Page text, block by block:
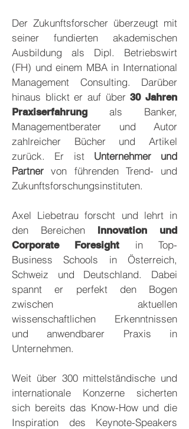
Der Zukunftsforscher überzeugt mit
seiner fundierten akademischen
Ausbildung als Dipl. Betriebswirt
(FH) und einem MBA in International
Management Consulting. Darüber
hinaus blickt er auf über30 Jahren
Praxiserfahrung als Banker,
Managementberater und Autor
zahlreicher Bücher und Artikel
zurück. Er ist Unternehmer und
Partner von führenden Trend- und
Zukunftsforschungsinstituten.
Axel Liebetrau forscht und lehrt in
den Bereichen Innovation und
Corporate Foresight in Top-
Business Schools in Österreich,
Schweiz und Deutschland. Dabei
spannt er perfekt den Bogen
zwischen aktuellen
wissenschaftlichen Erkenntnissen
und anwendbarer Praxis in
Unternehmen.
Weit über 300 mittelständische und
internationale Konzerne sicherten
sich bereits das Know-How und die
Inspiration des Keynote-Speakers